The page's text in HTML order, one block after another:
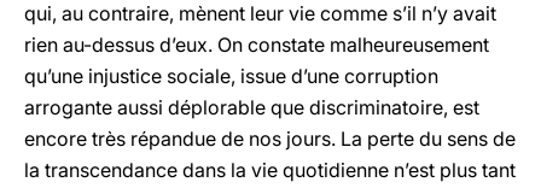
qui, au contraire, mènent leur vie comme s’il n’y avait
rien au-dessus d’eux. On constate malheureusement
qu’une injustice sociale, issue d’une corruption
arrogante aussi déplorable que discriminatoire, est
encore très répandue de nos jours. La perte du sens de
la transcendance dans la vie quotidienne n’est plus tant